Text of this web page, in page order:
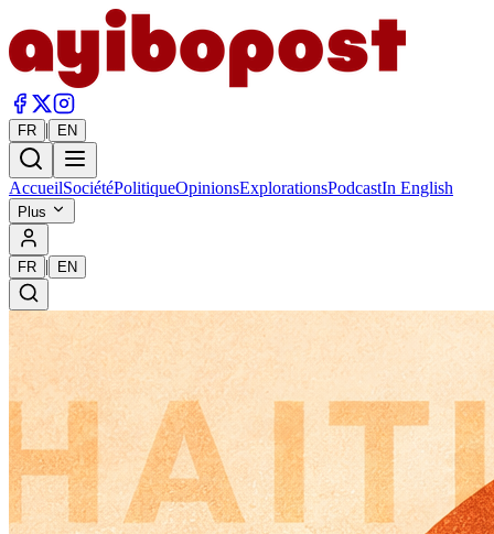
FR | EN
AccueilSociétéPolitiqueOpinionsExplorationsPodcastIn English
Plus
FR | EN